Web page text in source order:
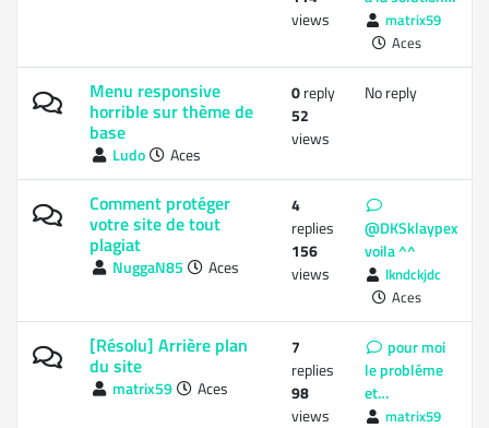
views
matrix59
Aces
Menu responsive
horrible sur thème de
base
Ludo Aces
0reply
52
views
No reply
Comment protéger
votre site de tout
plagiat
NuggaN85 Aces
4
replies
156
views
@DKSklaypex
voila ^^
lkndckjdc
Aces
[Résolu] Arrière plan
du site
matrix59 Aces
7
replies
98
views
pour moi
le probléme
et…
matrix59